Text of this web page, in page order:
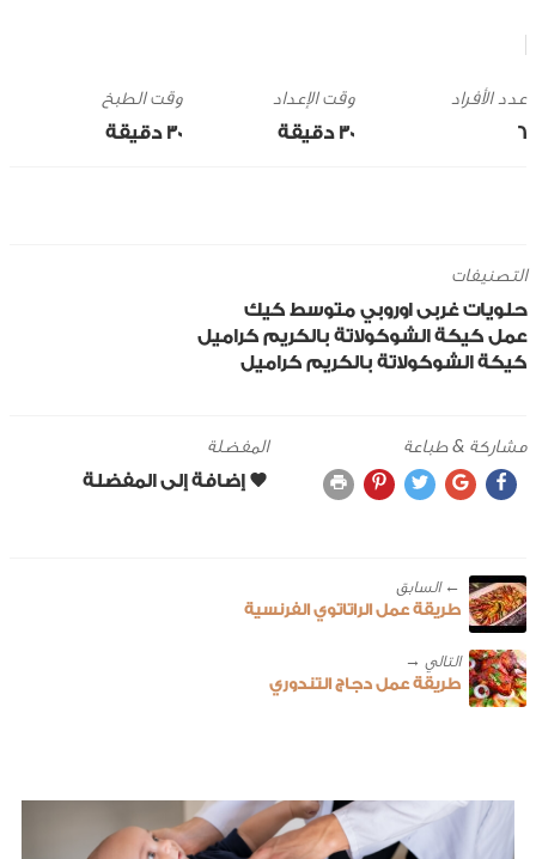
6
وقت الإعداد
30 ‎دقيقة
وقت الطبخ
30 ‎دقيقة
التصنيفات
حلويات غربى اوروبي متوسط كيك
عمل كيكة الشوكولاتة بالكريم كراميل
كيكة الشوكولاتة بالكريم كراميل
مشاركة & طباعة المفضلة
← ‎السابق
طريقة عمل الراتاتوي الفرنسية
طريقة عمل دجاج التندوري